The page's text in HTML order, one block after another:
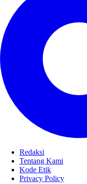
Redaksi
Tentang Kami
Kode Etik
Privacy Policy